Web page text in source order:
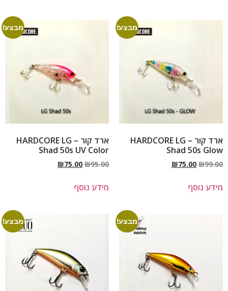
מבצע!
ארד קור – HARDCORE LG
Shad 50s Glow
₪99.00
₪75.00
מידע נוסף
מבצע!
ארד קור – HARDCORE LG
Shad 50s UV Color
₪95.00
₪75.00
מידע נוסף
מבצע! מבצע!